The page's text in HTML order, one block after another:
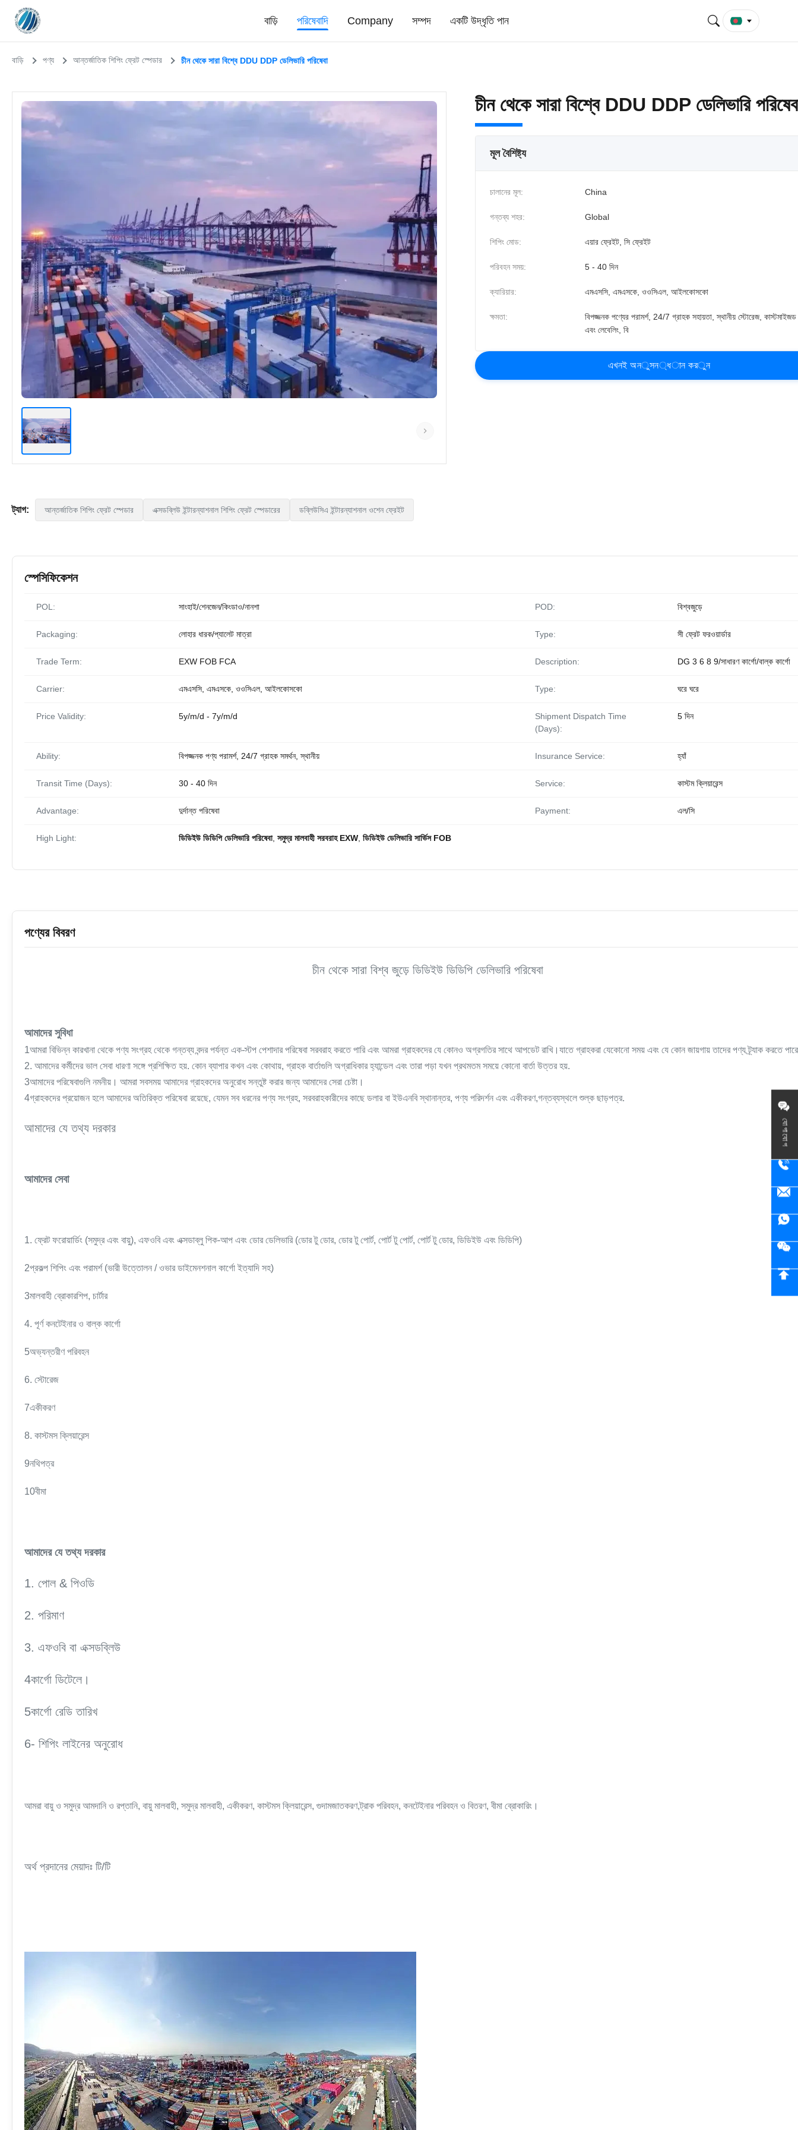
যোগাযোগ
বাড়ি পরিষেবাদি Company সম্পদ একটি উদ্ধৃতি পান
বাড়ি পণ্য আন্তর্জাতিক শিপিং ফ্রেট স্পেডার চীন থেকে সারা বিশ্বে DDU DDP ডেলিভারি পরিষেবা
চীন থেকে সারা বিশ্বে DDU DDP ডেলিভারি
মূল বৈশিষ্ট্য
চালানের মূল: China
গন্তব্য শহর: Global
শিপিং মোড: এয়ার ফ্রেইট, সি ফ্রেইট
পরিবহন সময়: 5 - 40 দিন
ক্যারিয়ার: এমএসসি, এমএসকে, ওওসিএল, আইলকোসকো
ক্ষমতা:
বিপজ্জনক পণ্যের পরামর্শ, 24/7 গ্রাহক সহায়তা, স্থানীয় স্টোরেজ, কাস্টমাইজড
এবং লেবেলিং, বি
এখনই অনুসন্ধান করুন
ট্যাগ: আন্তর্জাতিক শিপিং ফ্রেট স্পেডার এক্সডব্লিউ ইন্টারন্যাশনাল শিপিং ফ্রেট স্পেডারের ডব্লিউসিএ ইন্টারন্যাশনাল ওশেন ফ্রেইট
স্পেসিফিকেশন
POL: সাংহাই/শেনজেন/কিংডাও/নানশা POD: বিশ্বজুড়ে
Packaging: লোহার ধারক/প্যালেট মাত্রা Type: সী ফ্রেট ফরওয়ার্ডার
Trade Term: EXW FOB FCA Description: DG 3 6 8 9/সাধারণ কার্গো/বাল্ক কার্গো
Carrier: এমএসসি, এমএসকে, ওওসিএল, আইলকোসকো Type: ঘরে ঘরে
Price Validity: 5y/m/d - 7y/m/d
Shipment Dispatch Time
(Days):
5 দিন
Ability: বিপজ্জনক পণ্য পরামর্শ, 24/7 গ্রাহক সমর্থন, স্থানীয় Insurance Service: হ্যাঁ
Transit Time (Days): 30 - 40 দিন Service: কাস্টম ক্লিয়ারেন্স
Advantage: দুর্দান্ত পরিষেবা Payment: এল/সি
High Light: ডিডিইউ ডিডিপি ডেলিভারি পরিষেবা, সমুদ্র মালবাহী সরবরাহ EXW ডিডিইউ ডেলিভারি সার্ভিস FOB
পণ্যের বিবরণ
চীন থেকে সারা বিশ্ব জুড়ে ডিডিইউ ডিডিপি ডেলিভারি পরিষেবা
আমাদের সুবিধা
1আমরা বিভিন্ন কারখানা থেকে পণ্য সংগ্রহ থেকে গন্তব্য বন্দর পর্যন্ত এক-স্টপ পেশাদার পরিষেবা সরবরাহ করতে পারি এবং আমরা গ্রাহকদের যে কোনও অগ্রগতির সাথে আপডেট রাখি।যাতে গ্রাহকরা যেকোনো সময় এবং যে কোন জায়গায় তাদের পণ্য ট্র্যাক করতে
2. আমাদের কর্মীদের ভাল সেবা ধারণা সঙ্গে প্রশিক্ষিত হয়. কোন ব্যাপার কখন এবং কোথায়, গ্রাহক বার্তাগুলি অগ্রাধিকার হ্যান্ডেল এবং তারা পড়া যখন প্রথমতম সময়ে কোনো বার্তা উত্তর হয়.
3আমাদের পরিষেবাগুলি নমনীয়। আমরা সবসময় আমাদের গ্রাহকদের অনুরোধ সন্তুষ্ট করার জন্য আমাদের সেরা চেষ্টা।
4গ্রাহকদের প্রয়োজন হলে আমাদের অতিরিক্ত পরিষেবা রয়েছে, যেমন সব ধরনের পণ্য সংগ্রহ, সরবরাহকারীদের কাছে ডলার বা ইউএনবি স্থানান্তর, পণ্য পরিদর্শন এবং একীকরণ,গন্তব্যস্থলে শুল্ক ছাড়পত্র.
আমাদের যে তথ্য দরকার
আমাদের সেবা
1. ফ্রেট ফরোয়ার্ডিং (সমুদ্র এবং বায়ু), এফওবি এবং এক্সডাব্লু পিক-আপ এবং ডোর ডেলিভারি (ডোর টু ডোর, ডোর টু পোর্ট, পোর্ট টু পোর্ট, পোর্ট টু ডোর, ডিডিইউ এবং ডিডিপি)
2প্রকল্প শিপিং এবং পরামর্শ (ভারী উত্তোলন / ওভার ডাইমেনশনাল কার্গো ইত্যাদি সহ)
3মালবাহী ব্রোকারশিপ, চার্টার
4. পূর্ণ কনটেইনার ও বাল্ক কার্গো
5অভ্যন্তরীণ পরিবহন
6. স্টোরেজ
7একীকরণ
8. কাস্টমস ক্লিয়ারেন্স
9নথিপত্র
10বীমা
আমাদের যে তথ্য দরকার
1. পোল & পিওডি
2. পরিমাণ
3. এফওবি বা এক্সডব্লিউ
4কার্গো ডিটেলে।
5কার্গো রেডি তারিখ
6- শিপিং লাইনের অনুরোধ
আমরা বায়ু ও সমুদ্র আমদানি ও রপ্তানি, বায়ু মালবাহী, সমুদ্র মালবাহী, একীকরণ, কাস্টমস ক্লিয়ারেন্স, গুদামজাতকরণ,ট্রাক পরিবহন, কনটেইনার পরিবহন ও বিতরণ, বীমা ব্রোকারিং।
অর্থ প্রদানের মেয়াদঃ টি/টি